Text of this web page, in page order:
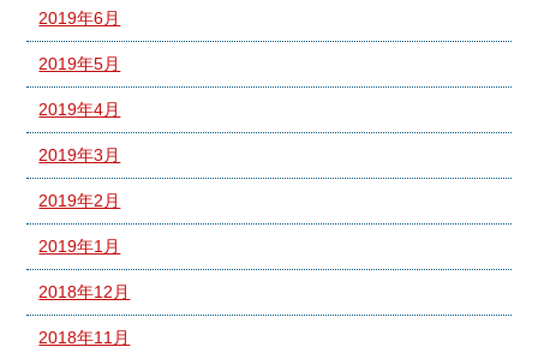
2019年6月
2019年5月
2019年4月
2019年3月
2019年2月
2019年1月
2018年12月
2018年11月